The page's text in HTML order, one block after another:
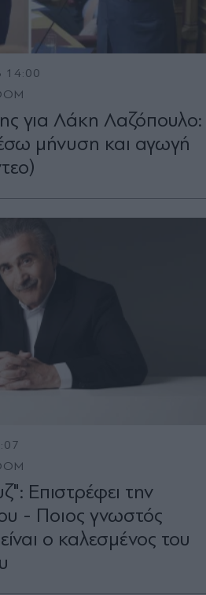
14:00
για Λάκη Λαζόπουλο:
μήνυση και αγωγή
Επιστρέφει την
- Ποιος γνωστός
ο καλεσμένος του